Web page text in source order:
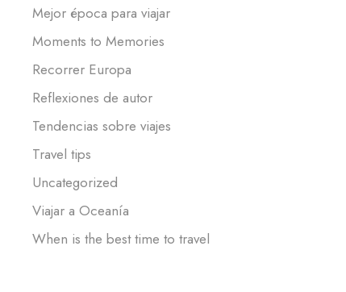
Mejor época para viajar
Moments to Memories
Recorrer Europa
Reflexiones de autor
Tendencias sobre viajes
Travel tips
Uncategorized
Viajar a Oceanía
When is the best time to travel